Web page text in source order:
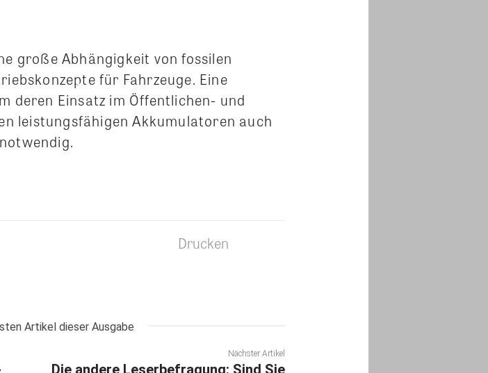
große Abhängigkeit von fossilen
für Fahrzeuge. Eine
deren Einsatz im Öffentlichen- und
leistungsfähigen Akkumulatoren auch
Drucken
Artikel dieser Ausgabe
Nächster Artikel
Die andere Leserbefragung: Sind Sie